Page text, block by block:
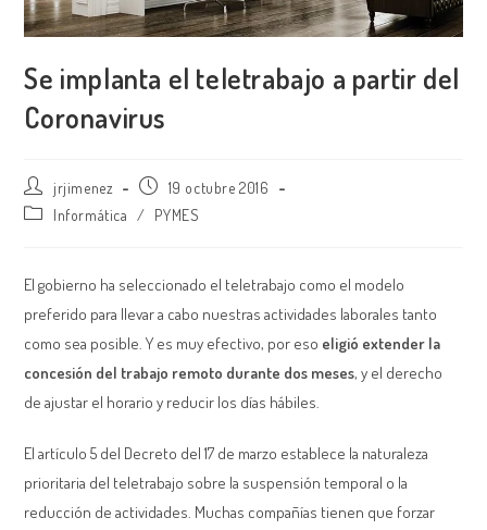
Se implanta el teletrabajo a partir del
Coronavirus
Autor
de
jrjimenez
Publicación
de
la
19 octubre 2016
Categoría
entrada:
Informática / PYMES
El gobierno ha seleccionado el teletrabajo como el modelo
preferido para llevar a cabo nuestras actividades laborales tanto
como sea posible. Y es muy efectivo, por eso eligió extender la
concesión del trabajo remoto durante dos meses, y el derecho
de ajustar el horario y reducir los días hábiles.
El artículo 5 del Decreto del 17 de marzo establece la naturaleza
prioritaria del teletrabajo sobre la suspensión temporal o la
reducción de actividades. Muchas compañías tienen que forzar